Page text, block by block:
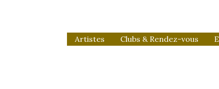
Artistes Clubs & Rendez-vous